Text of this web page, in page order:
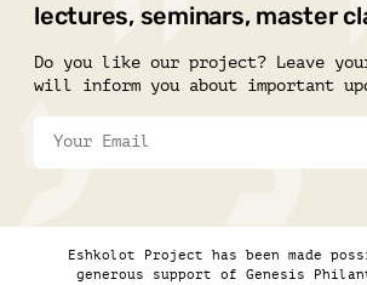
lectures, seminars, master
Do you like our project? Leave
will inform you about important
Eshkolot Project has been made
generous support of Genesis